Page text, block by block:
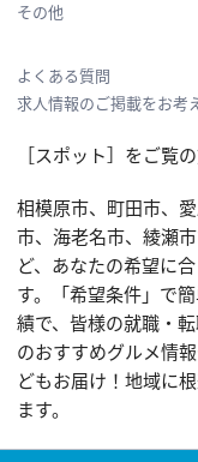
その他
よくある質問
求人情報のご掲載をお考
［スポット］をご覧
相模原市、町田市、
市、海老名市、綾瀬
ど、あなたの希望に
す。「希望条件」で
績で、皆様の就職・
のおすすめグルメ情
どもお届け！地域に
ます。